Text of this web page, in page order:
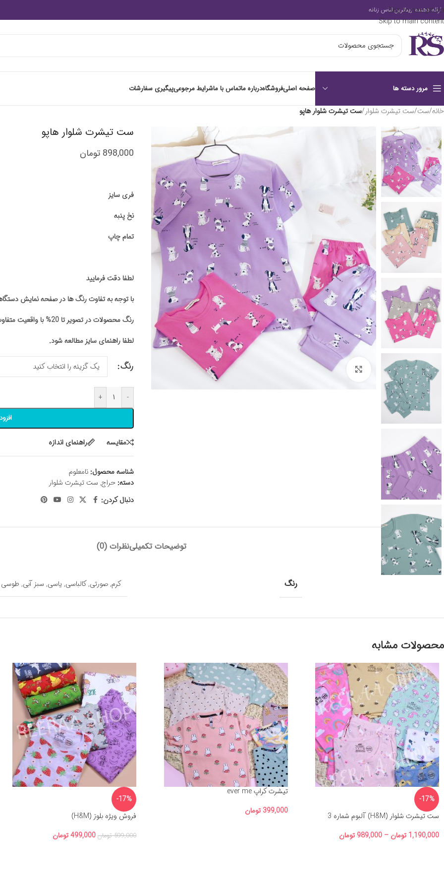
Skip to navigation
Skip to main content
ارائه دهنده زیباترین لباس زنانه
مرور دسته ها صفحه اصلیفروشگاهدرباره ماتماس با ماشرایط مرجوعیپیگیری سفارشات
خانه/ست/ست تیشرت شلوار/ست تیشرت شلوار هاپو
برای بزرگنمایی کلیک کنید
ست تیشرت شلوار هاپو
898,000 تومان
فری سایز
نخ پنبه
تمام چاپ
لطفا دقت فرمایید
با توجه به تفاوت رنگ ها در صفحه نمایش
رنگ محصولات در تصویر تا 20% با واقعیت متفاوت باشد
لطفا راهنمای سایز مطالعه شود.
رنگ
-
+
مقايسه راهنمای اندازه
شناسه محصول: نامعلوم
دسته: حراج, ست تیشرت شلوار
دنبال کردن:
توضیحات تکمیلینظرات (0)
رنگ کرم,صورتی,کالباسی,یاسی, سبز آبی, طوسی
محصولات مشابه
-17%
ست تیشرت شلوار (H&M) آلبوم شماره 3
1,190,000 تومان –
989,000 تومان
تیشرت کراپ ever me
399,000 تومان
-17%
فروش ویژه بلوز (H&M)
599,000 تومان 499,000تومان